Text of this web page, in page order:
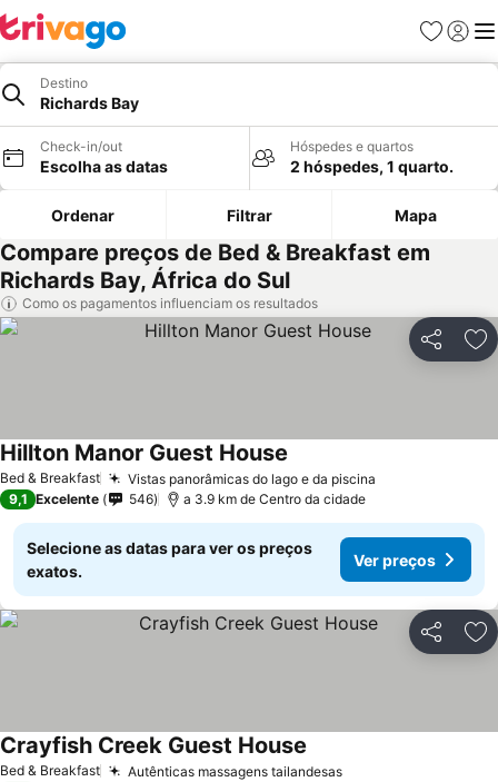
Favoritos
Iniciar
Destino
Richards Bay
Check-in/out
Escolha as datas
Hóspedes e quartos
2 hóspedes, 1 quarto.
Ordenar Filtrar Mapa
Compare preços de Bed & Breakfast em
Richards Bay, África do Sul
Como os pagamentos influenciam os resultados
Partilhar
Bed & Breakfast Vistas panorâmicas do lago e da piscina
Hillton Manor Guest House
9,1 Excelente 546 a 3.9 km de Centro da cidade
Selecione as datas para ver os preços
exatos.
Ver preços
Partilhar
Bed & Breakfast Autênticas massagens tailandesas
Crayfish Creek Guest House